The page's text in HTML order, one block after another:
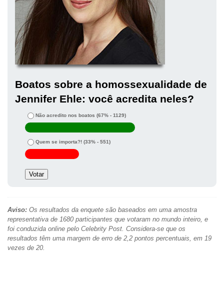
Boatos sobre a homossexualidade de
Jennifer Ehle: você acredita neles?
Não acredito nos boatos (67% - 1129)
Quem se importa?! (33% - 551)
Aviso: Os resultados da enquete são baseados em uma amostra
representativa de 1680 participantes que votaram no mundo inteiro, e
foi conduzida online pelo Celebrity Post. Considera-se que os
resultados têm uma margem de erro de 2,2 pontos percentuais, em 19
vezes de 20.